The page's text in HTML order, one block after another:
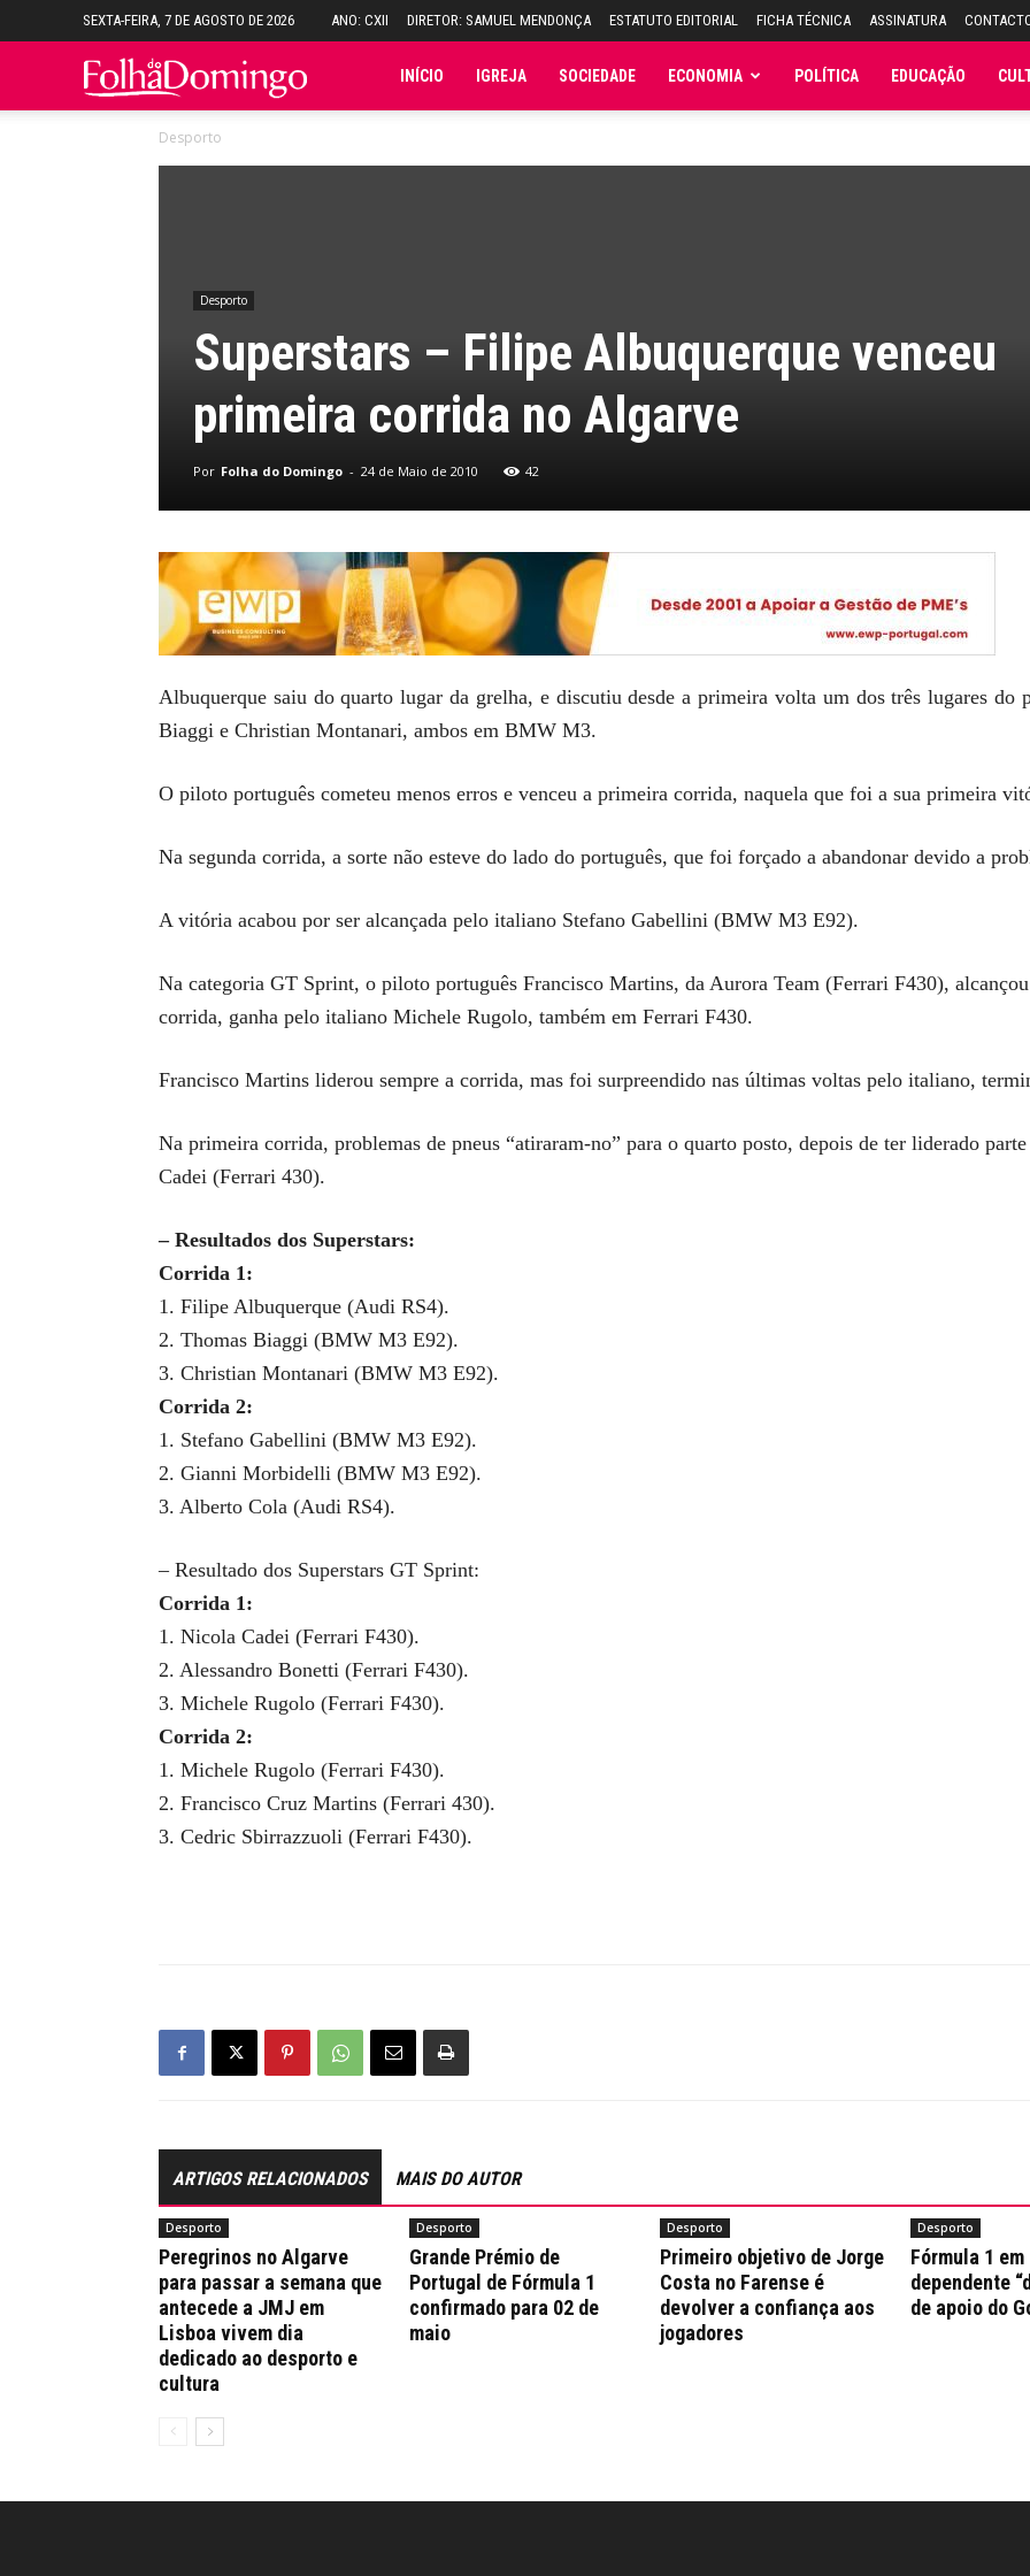
SEXTA-FEIRA, 7 DE AGOSTO DE 2026 ANO: CXII DIRETOR: SAMUEL MENDONÇA ESTATUTO EDITORIAL FICHA TÉCNICA ASSINATURA
Folha INÍCIO IGREJA SOCIEDADE ECONOMIA POLÍTICA EDUCAÇÃO
Desporto
Desporto
Superstars – Filipe Albuquerque venceu
primeira corrida no Algarve
Por Folha do Domingo - 24 de Maio de 2010 42
Albuquerque saiu do quarto lugar da grelha, e discutiu desde a primeira volta um dos três lugares do
Biaggi e Christian Montanari, ambos em BMW M3.
O piloto português cometeu menos erros e venceu a primeira corrida, naquela que foi a sua primeira
Na segunda corrida, a sorte não esteve do lado do português, que foi forçado a abandonar devido a
A vitória acabou por ser alcançada pelo italiano Stefano Gabellini (BMW M3 E92).
Na categoria GT Sprint, o piloto português Francisco Martins, da Aurora Team (Ferrari F430),
corrida, ganha pelo italiano Michele Rugolo, também em Ferrari F430.
Francisco Martins liderou sempre a corrida, mas foi surpreendido nas últimas voltas pelo italiano,
Na primeira corrida, problemas de pneus “atiraram-no” para o quarto posto, depois de ter liderado
Cadei (Ferrari 430).
– Resultados dos Superstars:
Corrida 1:
1. Filipe Albuquerque (Audi RS4).
2. Thomas Biaggi (BMW M3 E92).
3. Christian Montanari (BMW M3 E92).
Corrida 2:
1. Stefano Gabellini (BMW M3 E92).
2. Gianni Morbidelli (BMW M3 E92).
3. Alberto Cola (Audi RS4).
– Resultado dos Superstars GT Sprint:
Corrida 1:
1. Nicola Cadei (Ferrari F430).
2. Alessandro Bonetti (Ferrari F430).
3. Michele Rugolo (Ferrari F430).
Corrida 2:
1. Michele Rugolo (Ferrari F430).
2. Francisco Cruz Martins (Ferrari 430).
3. Cedric Sbirrazzuoli (Ferrari F430).
ARTIGOS RELACIONADOS MAIS DO AUTOR
Desporto
Peregrinos no Algarve
para passar a semana que
antecede a JMJ em
Lisboa vivem dia
dedicado ao desporto e
cultura
Desporto
Grande Prémio de
Portugal de Fórmula 1
confirmado para 02 de
maio
Desporto
Primeiro objetivo de Jorge
Costa no Farense é
devolver a confiança aos
jogadores
Desporto
Fórmula 1
dependente
de apoio do